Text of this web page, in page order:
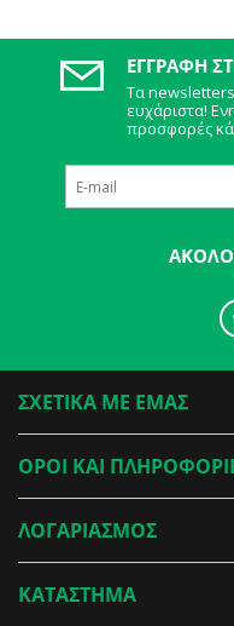
ΕΓΓΡΑΦΉ
Τα
ευχάριστα!
προσφορές
ΣΧΕΤΙΚΑ ΜΕ ΕΜΑΣ
ΟΡΟΙ ΚΑΙ
ΛΟΓΑΡΙΑΣΜΟΣ
ΚΑΤΑΣΤΗΜΑ